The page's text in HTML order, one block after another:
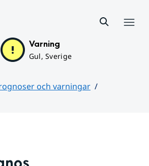
Varning
Gul, Sverige
och varningar